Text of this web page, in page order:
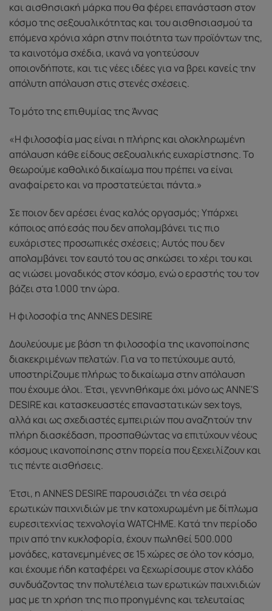
και αισθησιακή μάρκα που θα φέρει επανάσταση στον
κόσμο της σεξουαλικότητας και του αισθησιασμού τα
επόμενα χρόνια χάρη στην ποιότητα των προϊόντων της,
τα καινοτόμα σχέδια, ικανά να γοητεύσουν
οποιονδήποτε, και τις νέες ιδέες για να βρει κανείς την
απόλυτη απόλαυση στις στενές σχέσεις.
Το μότο της επιθυμίας της Άννας
«Η φιλοσοφία μας είναι η πλήρης και ολοκληρωμένη
απόλαυση κάθε είδους σεξουαλικής ευχαρίστησης. Το
θεωρούμε καθολικό δικαίωμα που πρέπει να είναι
αναφαίρετο και να προστατεύεται πάντα.»
Σε ποιον δεν αρέσει ένας καλός οργασμός; Υπάρχει
κάποιος από εσάς που δεν απολαμβάνει τις πιο
ευχάριστες προσωπικές σχέσεις; Αυτός που δεν
απολαμβάνει τον εαυτό του ας σηκώσει το χέρι του και
ας νιώσει μοναδικός στον κόσμο, ενώ ο εραστής του τον
βάζει στα 1.000 την ώρα.
Η φιλοσοφία της ANNES DESIRE
Δουλεύουμε με βάση τη φιλοσοφία της ικανοποίησης
διακεκριμένων πελατών. Για να το πετύχουμε αυτό,
υποστηρίζουμε πλήρως το δικαίωμα στην απόλαυση
που έχουμε όλοι. Έτσι, γεννηθήκαμε όχι μόνο ως ANNE'S
DESIRE και κατασκευαστές επαναστατικών sex toys,
αλλά και ως σχεδιαστές εμπειριών που αναζητούν την
πλήρη διασκέδαση, προσπαθώντας να επιτύχουν νέους
κόσμους ικανοποίησης στην πορεία που ξεχειλίζουν και
τις πέντε αισθήσεις.
Έτσι, η ANNES DESIRE παρουσιάζει τη νέα σειρά
ερωτικών παιχνιδιών με την κατοχυρωμένη με δίπλωμα
ευρεσιτεχνίας τεχνολογία WATCHME. Κατά την περίοδο
πριν από την κυκλοφορία, έχουν πωληθεί 500.000
μονάδες, κατανεμημένες σε 15 χώρες σε όλο τον κόσμο,
και έχουμε ήδη καταφέρει να ξεχωρίσουμε στον κλάδο
συνδυάζοντας την πολυτέλεια των ερωτικών παιχνιδιών
μας με τη χρήση της πιο προηγμένης και τελευταίας